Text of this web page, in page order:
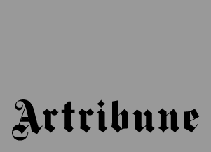
Artribune